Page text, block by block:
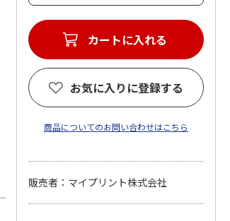
カートに入れる
お気に入りに登録する
商品についてのお問い合わせはこちら
販売者：マイプリント株式会社